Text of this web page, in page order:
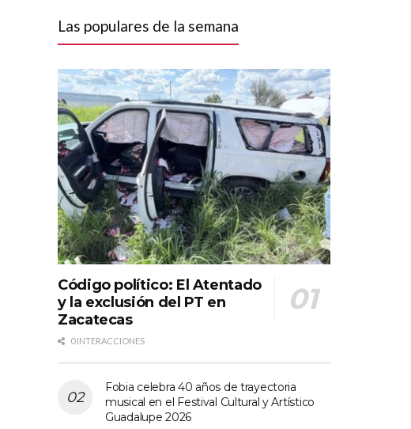
Las populares de la semana
Código político: El Atentado
y la exclusión del PT en
Zacatecas
0 INTERACCIONES
Fobia celebra 40 años de trayectoria
musical en el Festival Cultural y Artístico
Guadalupe 2026